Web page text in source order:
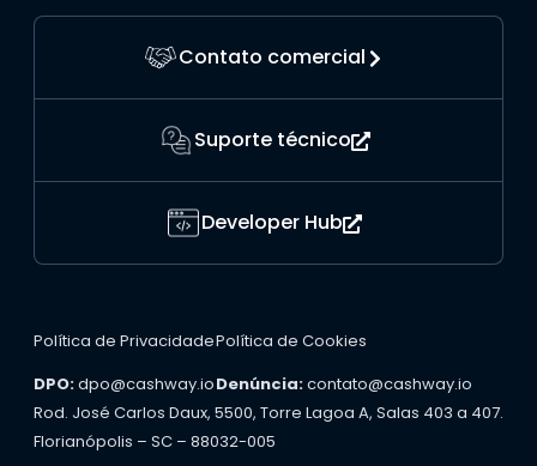
Contato comercial
Suporte técnico
Developer Hub
Política de PrivacidadePolítica de Cookies
DPO:dpo@cashway.ioDenúncia:contato@cashway.io
Rod. José Carlos Daux, 5500, Torre Lagoa A, Salas 403 a 407.
Florianópolis – SC – 88032-005